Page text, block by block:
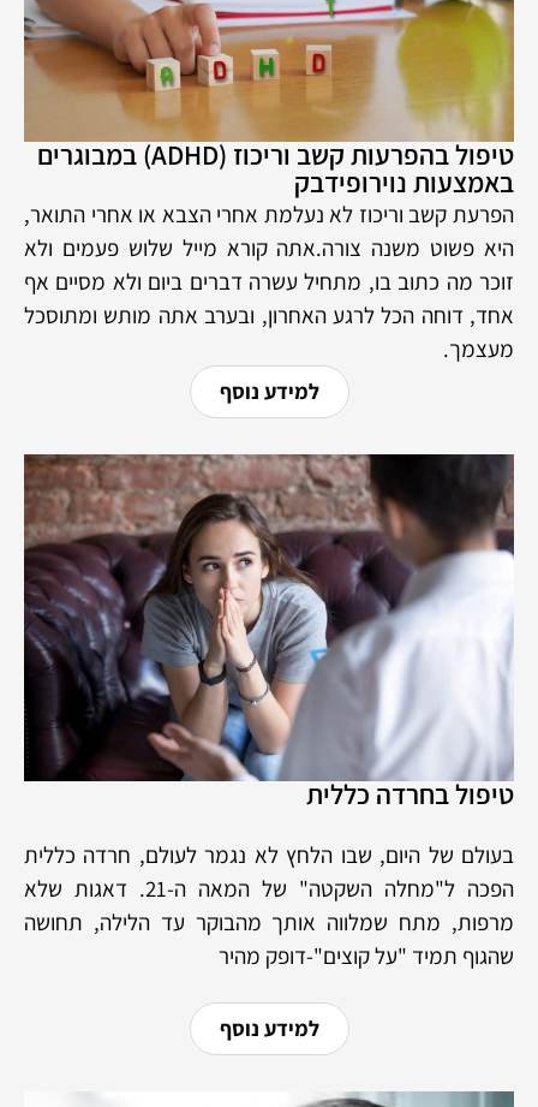
טיפול בהפרעות קשב וריכוז (ADHD) במבוגרים
באמצעות נוירופידבק
הפרעת קשב וריכוז לא נעלמת אחרי הצבא או אחרי התואר,
היא פשוט משנה צורה.אתה קורא מייל שלוש פעמים ולא
זוכר מה כתוב בו, מתחיל עשרה דברים ביום ולא מסיים אף
אחד, דוחה הכל לרגע האחרון, ובערב אתה מותש ומתוסכל
מעצמך.
למידע נוסף
טיפול בחרדה כללית
בעולם של היום, שבו הלחץ לא נגמר לעולם, חרדה כללית
הפכה ל"מחלה השקטה" של המאה ה-21. דאגות שלא
מרפות, מתח שמלווה אותך מהבוקר עד הלילה, תחושה
שהגוף תמיד "על קוצים"-דופק מהיר
למידע נוסף